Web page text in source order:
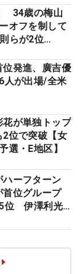
34歳の梅山
オフを制して
らが2位
発進、廣吉優
が出場/全米
が単独トップ
位で突破【女
選・E地区】
ハーフターン
首位グループ
位 伊澤利光